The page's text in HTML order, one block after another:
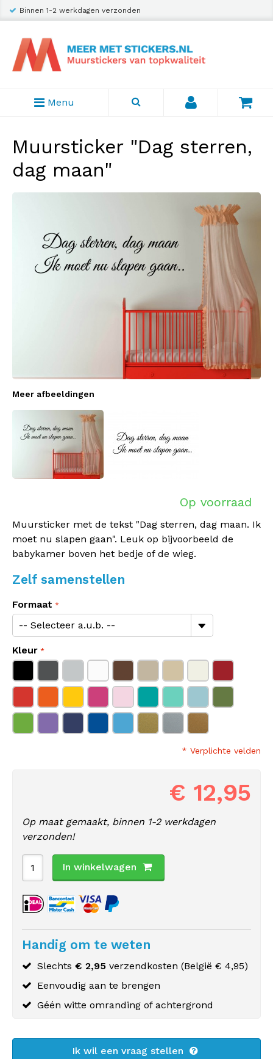
Binnen 1-2 werkdagen verzonden
Menu
Muursticker "Dag sterren,
dag maan"
Meer afbeeldingen
Op voorraad
Muursticker met de tekst "Dag sterren, dag maan. Ik
moet nu slapen gaan". Leuk op bijvoorbeeld de
babykamer boven het bedje of de wieg.
Zelf samenstellen
Formaat
Kleur
* Verplichte velden
€ 12,95
Op maat gemaakt, binnen 1-2 werkdagen
verzonden!
In winkelwagen
Handig om te weten
Slechts € 2,95 verzendkosten (België € 4,95)
Eenvoudig aan te brengen
Géén witte omranding of achtergrond
Ik wil een vraag stellen